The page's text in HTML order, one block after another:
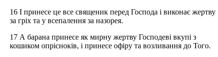
16 І принесе це все священик перед Господа і виконає жертву
за гріх та у всепалення за назорея.
17 А барана принесе як мирну жертву Господеві вкупі з
кошиком опрісноків, і принесе офіру та возливання до Того.